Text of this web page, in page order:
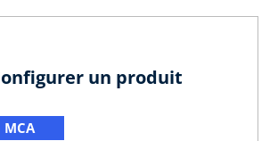
un produit
MCA